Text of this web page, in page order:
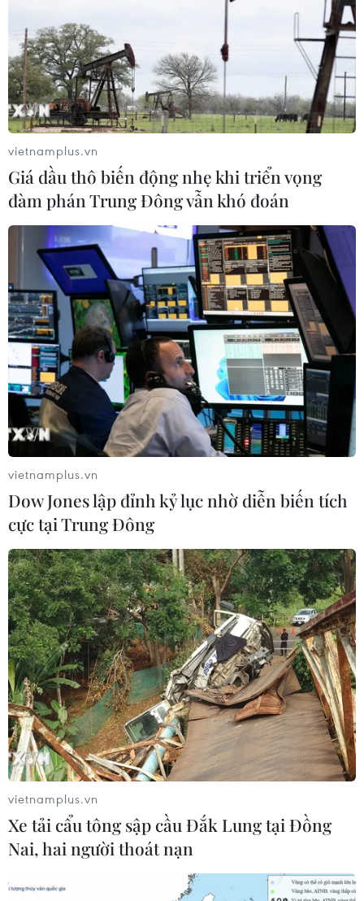
Xử phạt 2 triệu đồng một trường hợp khai
báo y tế không trung thực
22/02/2021 10:04
Người bị phạt là chị B.T.H từ Hải Dương về quê ăn Tết
tại xã Ninh Mỹ, tỉnh Ninh Bình, tuy nhiên do sợ phải
cách ly tập trung nên đã khai báo không trung thực là đi
từ Thái Bình về địa phương ăn Tết.
Hải Dương có thêm nhiều thôn, khu dân
cư kết thúc cách ly y tế
22/02/2021 10:50
Tỉnh Hải Dương đã kết thúc cách ly y tế đối với Đội 7,
thôn Ngọc Hòa, xã Vĩnh Hòa, huyện Ninh Giang, và
nhiều xã, thôn, khu, cụm dân cư tại thị xã Kinh Môn.
vietnamplus.vn
Giá dầu thô biến động nhẹ khi triển vọng
đàm phán Trung Đông vẫn khó đoán
vietnamplus.vn
Dow Jones lập đỉnh kỷ lục nhờ diễn biến tích
cực tại Trung Đông
vietnamplus.vn
Xe tải cẩu tông sập cầu Đắk Lung tại Đồng
Nai, hai người thoát nạn